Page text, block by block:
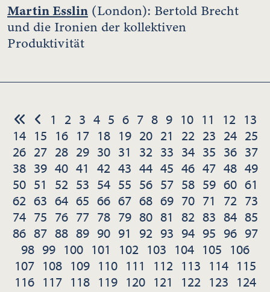
Martin Esslin (London): Bertold Brecht
und die Ironien der kollektiven
Produktivität
1 2 3 4 5 6 7 8 9 10 11 12 13
14 15 16 17 18 19 20 21 22 23 24 25
26 27 28 29 30 31 32 33 34 35 36 37
38 39 40 41 42 43 44 45 46 47 48 49
50 51 52 53 54 55 56 57 58 59 60 61
62 63 64 65 66 67 68 69 70 71 72 73
74 75 76 77 78 79 80 81 82 83 84 85
86 87 88 89 90 91 92 93 94 95 96 97
98 99 100 101 102 103 104 105 106
107 108 109 110 111 112 113 114 115
116 117 118 119 120 121 122 123 124